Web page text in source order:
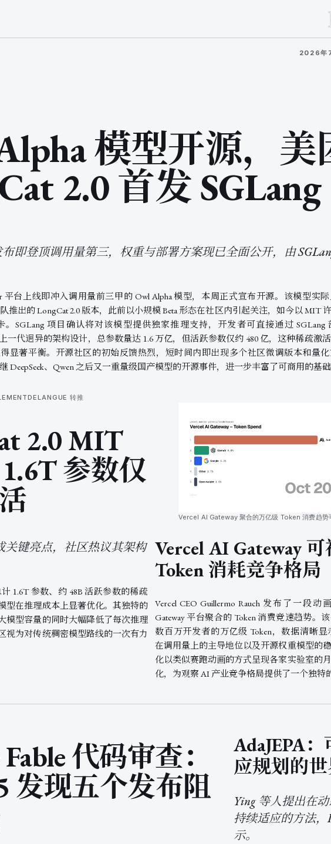
2026年
模型开源，美
2.0 首发 SGLang
布即登顶调用量第三，权重与部署方案现已全面公开，由
平台上线即冲入调用量前三甲的 Owl Alpha 模型，本周正式宣布开源。该模型实
推出的 LongCat 2.0 版本，此前以小规模 Beta 形态在社区内引起关注，如今以 MIT
。SGLang 项目确认将对该模型提供独家推理支持，开发者可直接通过 SGLang
一代迥异的架构设计，总参数量达 1.6 万亿，但活跃参数仅约 480 亿，这种稀疏激
显著平衡。开源社区的初始反馈热烈，短时间内即出现多个社区微调版本和量
DeepSeek、Qwen 之后又一重量级国产模型的开源事件，进一步丰富了可商用的基础
转推
2.0 MIT
参数仅
关键亮点，社区热议其架构
1.6T 参数、约 48B 活跃参数的稀疏
型在推理成本上显著优化。其独特的
模型容量的同时大幅降低了每次推理
视为对传统稠密模型路线的一次有力
Vercel AI Gateway 聚合的万亿级 Token 消费趋势
Vercel AI Gateway
Token 消耗竞争格局
Vercel CEO Guillermo Rauch 发布了一段
Gateway 平台聚合的 Token 消费竞速趋势。
数百万开发者的万亿级 Token，数据清晰显
在调用量上的主导地位以及开源权重模型的
化以类似赛跑动画的方式呈现各家实验室的
化，为观察 AI 产业竞争格局提供了一个独特
代码审查：
发现五个发布阻
AdaJEPA
应规划的
Ying 等人提出在
持续适应的方法
示。